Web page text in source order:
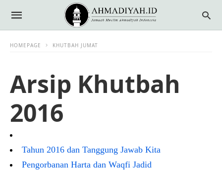
HOMEPAGE KHUTBAH JUMAT
Arsip Khutbah
2016
Tahun 2016 dan Tanggung Jawab Kita
Pengorbanan Harta dan Waqfi Jadid